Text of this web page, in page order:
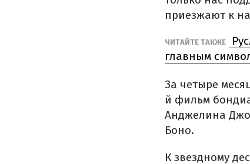
приезжают к
ЧИТАЙТЕ ТАКЖЕ
главным
За четыре
й фильм
Анджелина
Боно.
К звездному